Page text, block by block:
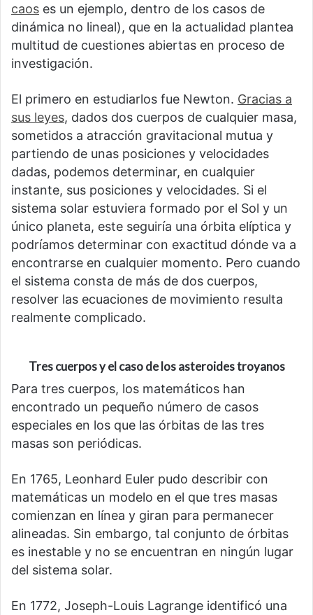
caos es un ejemplo, dentro de los casos de
dinámica no lineal), que en la actualidad plantea
multitud de cuestiones abiertas en proceso de
investigación.
El primero en estudiarlos fue Newton. Gracias a
sus leyes, dados dos cuerpos de cualquier masa,
sometidos a atracción gravitacional mutua y
partiendo de unas posiciones y velocidades
dadas, podemos determinar, en cualquier
instante, sus posiciones y velocidades. Si el
sistema solar estuviera formado por el Sol y un
único planeta, este seguiría una órbita elíptica y
podríamos determinar con exactitud dónde va a
encontrarse en cualquier momento. Pero cuando
el sistema consta de más de dos cuerpos,
resolver las ecuaciones de movimiento resulta
realmente complicado.
Tres cuerpos y el caso de los asteroides troyanos
Para tres cuerpos, los matemáticos han
encontrado un pequeño número de casos
especiales en los que las órbitas de las tres
masas son periódicas.
En 1765, Leonhard Euler pudo describir con
matemáticas un modelo en el que tres masas
comienzan en línea y giran para permanecer
alineadas. Sin embargo, tal conjunto de órbitas
es inestable y no se encuentran en ningún lugar
del sistema solar.
En 1772, Joseph-Louis Lagrange identificó una